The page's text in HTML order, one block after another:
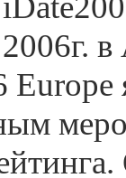
2006г.
Europe